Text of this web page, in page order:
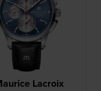
Lacroix